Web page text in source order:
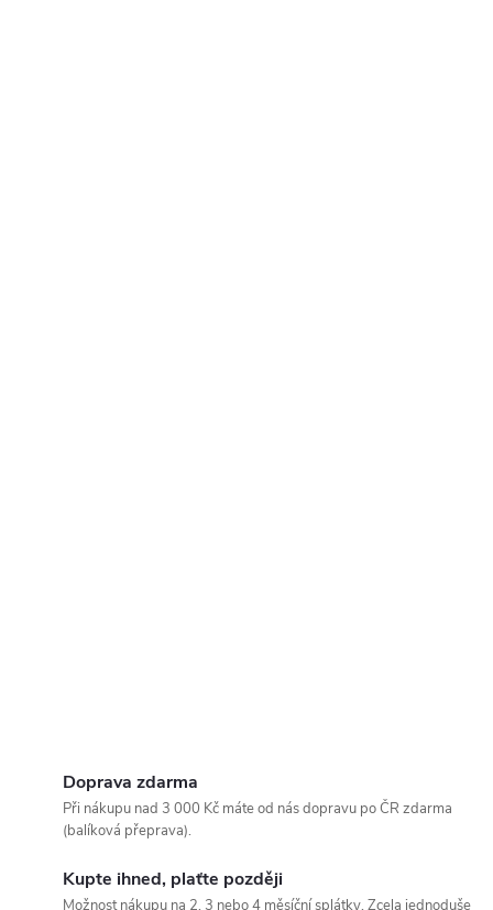
Doprava zdarma
Při nákupu nad 3 000 Kč máte od nás dopravu po ČR zdarma
(balíková přeprava).
Kupte ihned, plaťte později